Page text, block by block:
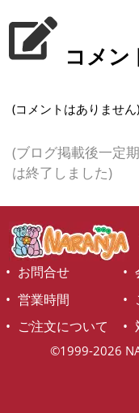
コメン
(コメントはありません)
(ブログ掲載後一定
は終了しました)
お問合せ
営業時間
ご注文について
©1999-2026